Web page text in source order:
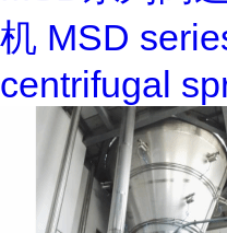
机 MSD
centrifugal